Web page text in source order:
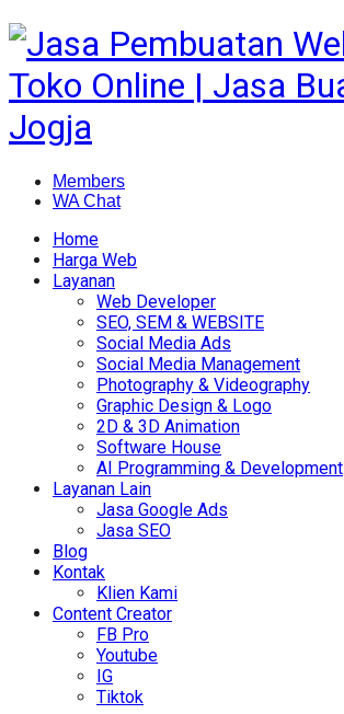
Members
WA Chat
Home
Harga Web
Layanan
Web Developer
SEO, SEM & WEBSITE
Social Media Ads
Social Media Management
Photography & Videography
Graphic Design & Logo
2D & 3D Animation
Software House
AI Programming & Development
Layanan Lain
Jasa Google Ads
Jasa SEO
Blog
Kontak
Klien Kami
Content Creator
FB Pro
Youtube
IG
Tiktok